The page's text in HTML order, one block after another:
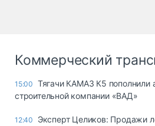
Коммерческий
15:00 Тягачи КАМАЗ К5 пополнили
строительной компании «ВАД»
12:40
Эксперт Целиков: Продажи